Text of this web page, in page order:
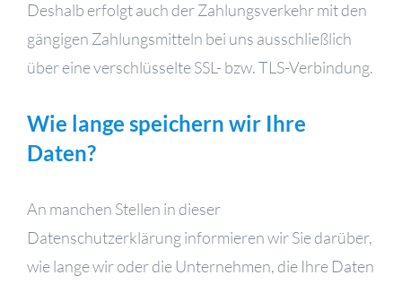
Deshalb erfolgt auch der Zahlungsverkehr mit den
gängigen Zahlungsmitteln bei uns ausschließlich
über eine verschlüsselte SSL- bzw. TLS-Verbindung.
Wie lange speichern wir Ihre
Daten?
An manchen Stellen in dieser
Datenschutzerklärung informieren wir Sie darüber,
wie lange wir oder die Unternehmen, die Ihre Daten